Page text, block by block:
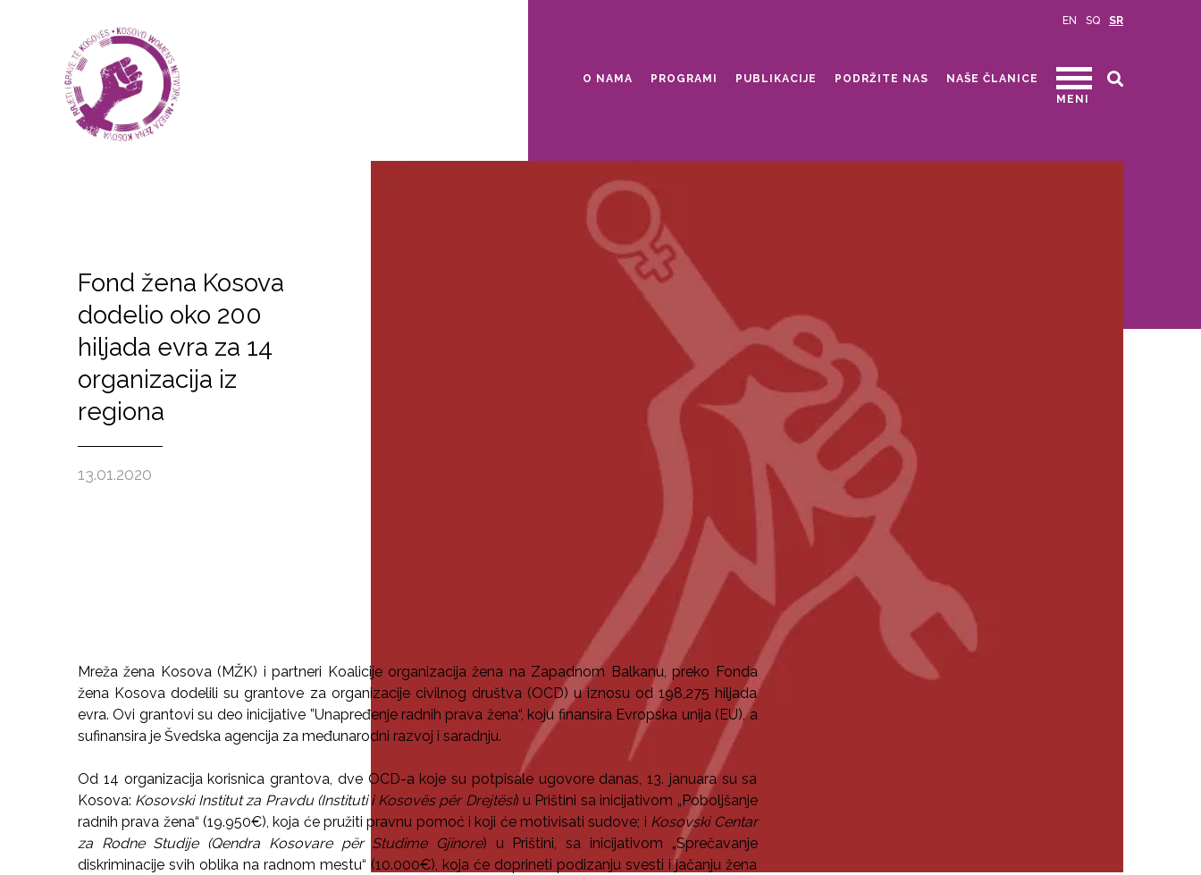
EN SQ SR
O NAMA PROGRAMI PUBLIKACIJE PODRŽITE NAS
NAŠE ČLANICE
MENI
Fond žena Kosova
dodelio oko 200
hiljada evra za 14
organizacija iz
regiona
13.01.2020
Mreža žena Kosova (MŽK) i partneri Koalicije organizacija žena na Zapadnom Balkanu, preko Fonda
žena Kosova dodelili su grantove za organizacije civilnog društva (OCD) u iznosu od 198,275 hiljada
evra. Ovi grantovi su deo inicijative ”Unapređenje radnih prava žena“, koju finansira Evropska unija (EU), a
sufinansira je Švedska agencija za međunarodni razvoj i saradnju.
Od 14 organizacija korisnica grantova, dve OCD-a koje su potpisale ugovore danas, 13. januara su sa
Kosova: Kosovski Institut za Pravdu (Instituti i Kosovës për Drejtësi) u Prištini sa inicijativom „Poboljšanje
radnih prava žena“ (19.950€), koja će pružiti pravnu pomoć i koji će motivisati sudove; i Kosovski Centar
za Rodne Studije (Qendra Kosovare për Studime Gjinore) u Prištini, sa inicijativom „Sprečavanje
diskriminacije svih oblika na radnom mestu“ (10.000€), koja će doprineti podizanju svesti i jačanju žena